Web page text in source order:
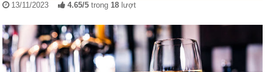
13/11/2023 4.65/5 trong18 lượt